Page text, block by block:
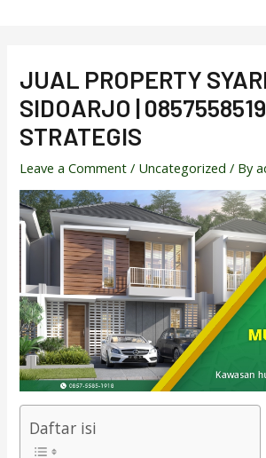
JUAL PROPERTY
SIDOARJO |
STRATEGIS
Leave a Comment / Uncategorized / By
Daftar isi